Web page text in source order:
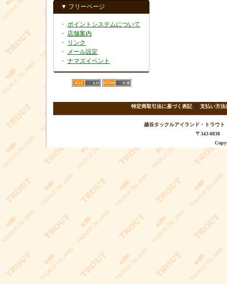
▼ フリーページ
・ ポイントシステムについて
・ 店舗案内
・
リンク
・
メール設定
・ ナマズイベント
特定商取引法に基づく表記｜ 支払い方法
越谷タックルアイランド・トラ
〒343-0838